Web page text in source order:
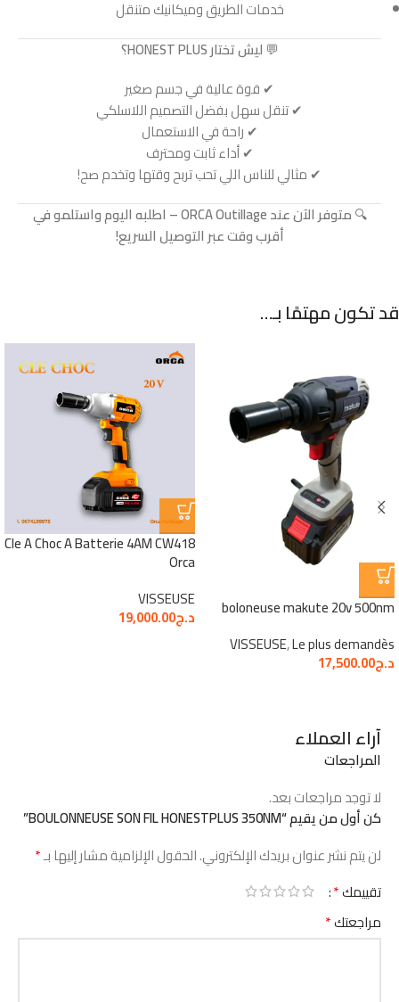
خدمات الطريق وميكانيك متنقل
💬 ليش تختار HONEST PLUS؟
✔ قوة عالية في جسم صغير
✔ تنقل سهل بفضل التصميم اللاسلكي
✔ راحة في الاستعمال
✔ أداء ثابت ومحترف
✔ مثالي للناس اللي تحب تربح وقتها وتخدم صح!
🔍
متوفر الآن عند ORCA Outillage – اطلبه اليوم واستلمو في
أقرب وقت عبر التوصيل السريع!
قد تكون مهتمًا بـ…
boloneuse makute 20v 500nm
VISSEUSE,Le plus demandès
د.ج17,500.00
Cle A Choc A Batterie 4AM CW418
Orca
VISSEUSE
د.ج19,000.00
آراء العملاء
المراجعات
لا توجد مراجعات بعد.
كن أول من يقيم “BOULONNEUSE SON FIL HONESTPLUS 350NM”
لن يتم نشر عنوان بريدك الإلكتروني.الحقول الإلزامية مشار إليها بـ*
تقييمك*
مراجعتك*